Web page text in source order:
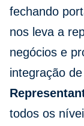
fechando
nos leva a
negócios e
integração
todos os